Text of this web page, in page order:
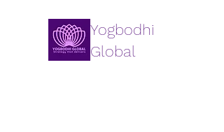
Yogbodhi
Global